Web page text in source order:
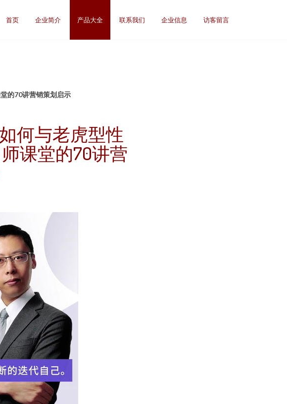
首页 企业简介 产品大全 联系我们 企业信息 访客留言
的70讲营销策划启示
何与老虎型性
课堂的70讲营